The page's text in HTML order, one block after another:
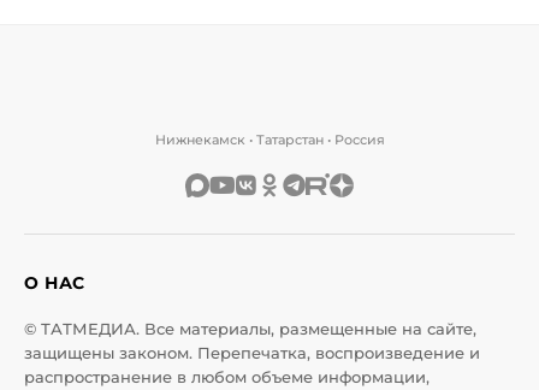
Нижнекамск • Татарстан • Россия
О НАС
© ТАТМЕДИА. Все материалы, размещенные на сайте,
защищены законом. Перепечатка, воспроизведение и
распространение в любом объеме информации,